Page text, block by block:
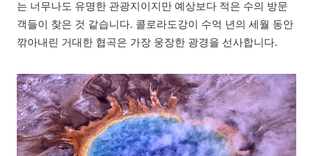
는 너무나도 유명한 관광지이지만 예상보다 적은 수의 방문
객들이 찾은 것 같습니다. 콜로라도강이 수억 년의 세월 동안
깎아내린 거대한 협곡은 가장 웅장한 광경을 선사합니다.